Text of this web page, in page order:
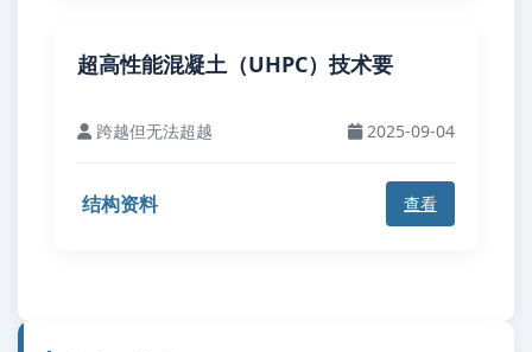
超高性能混凝土（UHPC）技术要
跨越但无法超越 2025-09-04
结构资料 查看